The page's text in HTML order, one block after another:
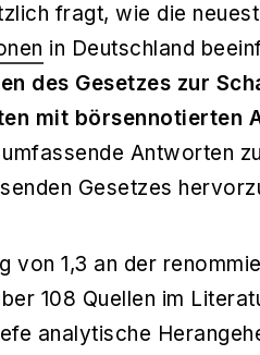
fragt, wie die
in Deutschland
des Gesetzes zur
mit börsennotierten
Antworten
Gesetzes
von 1,3 an der
108 Quellen im
analytische